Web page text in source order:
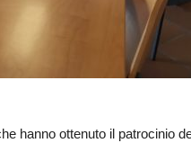
hanno ottenuto il patrocinio